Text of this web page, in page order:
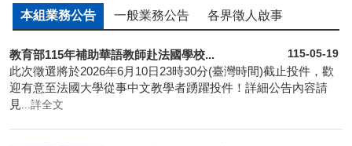
本組業務公告 一般業務公告 各界徵人啟事
教育部115年補助華語教師赴法國學校... 115-05-19
此次徵選將於2026年6月10日23時30分(臺灣時間)截止投件，歡
迎有意至法國大學從事中文教學者踴躍投件！詳細公告內容請
見 ...詳全文